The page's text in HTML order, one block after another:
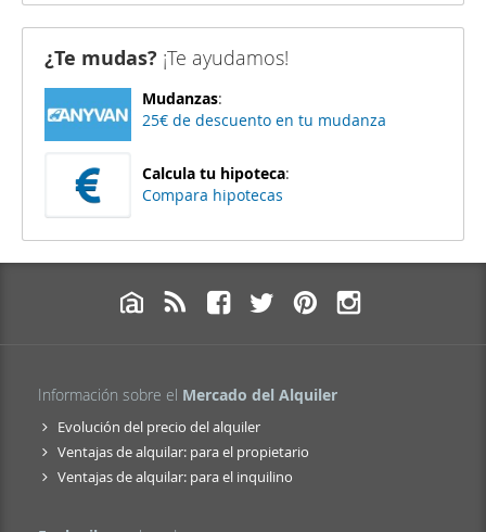
¿Te mudas? ¡Te ayudamos!
Mudanzas:
25€ de descuento en tu mudanza
Calcula tu hipoteca:
Compara hipotecas
Información sobre el Mercado del Alquiler
Evolución del precio del alquiler
Ventajas de alquilar: para el propietario
Ventajas de alquilar: para el inquilino